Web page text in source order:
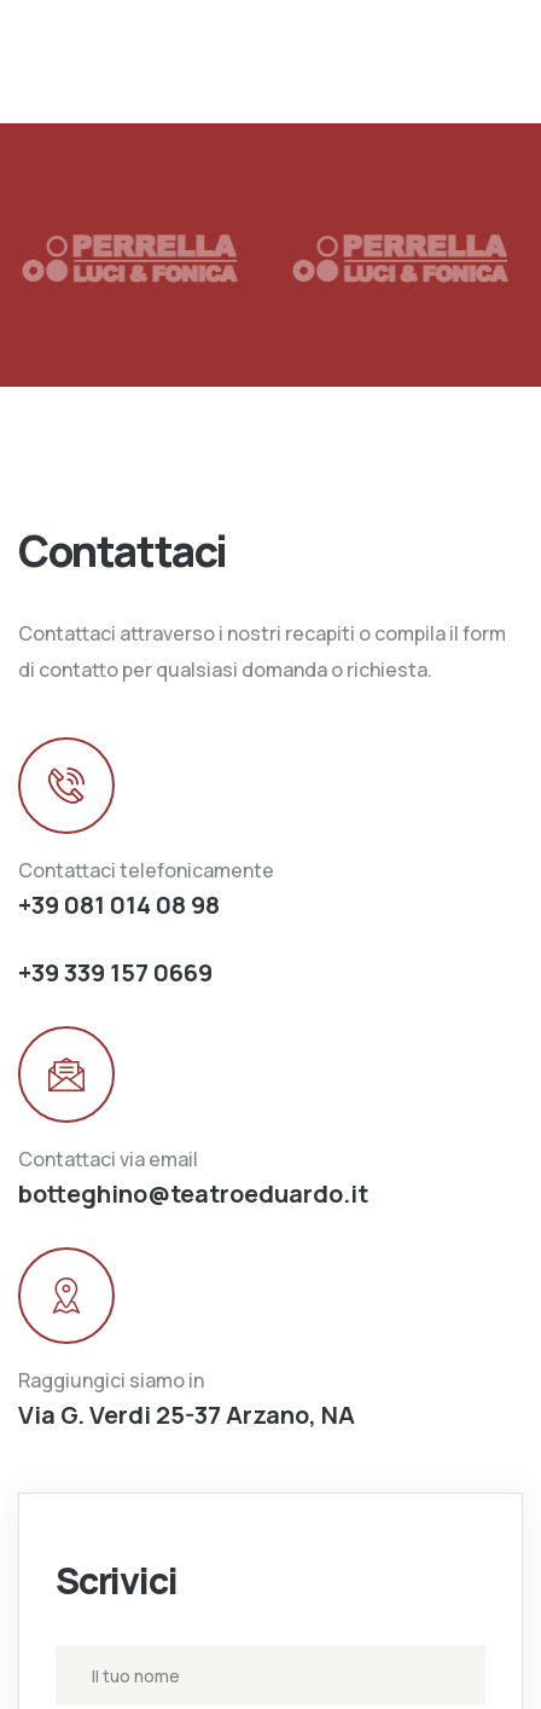
Contattaci
Contattaci attraverso i nostri recapiti o compila il form
di contatto per qualsiasi domanda o richiesta.
Contattaci telefonicamente
+39 081 014 08 98
+39 339 157 0669
Contattaci via email
botteghino@teatroeduardo.it
Raggiungici siamo in
Via G. Verdi 25-37 Arzano, NA
Scrivici